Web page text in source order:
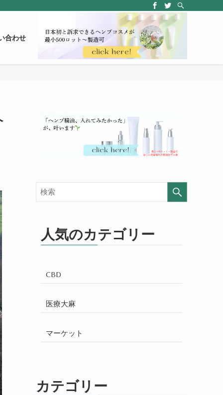
合わせ
人気のカテゴリー
CBD
医療大麻
マーケット
カテゴリー